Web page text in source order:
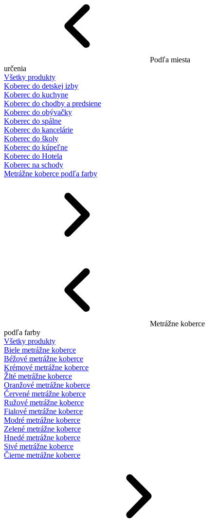
Podľa miesta
určenia
Všetky produkty
Koberec do detskej izby
Koberec do kuchyne
Koberec do chodby a predsiene
Koberec do obývačky
Koberec do spálne
Koberec do kancelárie
Koberec do školy
Koberec do kúpeľne
Koberec do Hotela
Koberec na schody
Metrážne koberce podľa farby
Metrážne koberce
podľa farby
Všetky produkty
Biele metrážne koberce
Béžové metrážne koberce
Krémové metrážne koberce
Žlté metrážne koberce
Oranžové metrážne koberce
Červené metrážne koberce
Ružové metrážne koberce
Fialové metrážne koberce
Modré metrážne koberce
Zelené metrážne koberce
Hnedé metrážne koberce
Sivé metrážne koberce
Čierne metrážne koberce